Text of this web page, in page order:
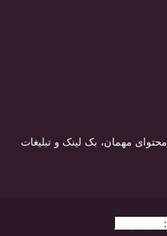
مهمان، بک لینک و تبلیغات